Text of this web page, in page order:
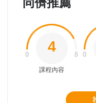
4
課程內容